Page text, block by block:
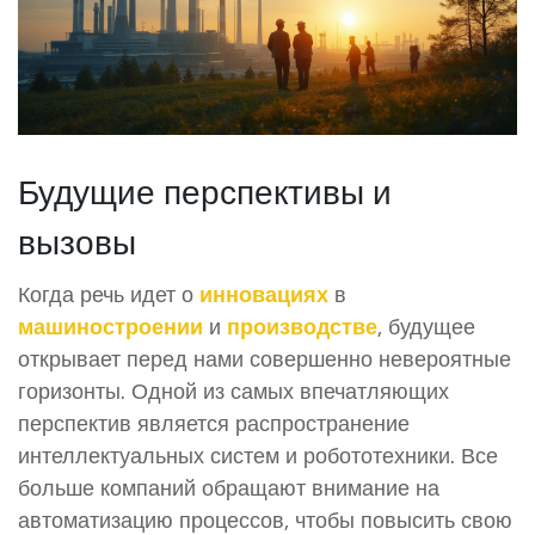
Будущие перспективы и
вызовы
Когда речь идет о инновациях в
машиностроении и производстве, будущее
открывает перед нами совершенно невероятные
горизонты. Одной из самых впечатляющих
перспектив является распространение
интеллектуальных систем и робототехники. Все
больше компаний обращают внимание на
автоматизацию процессов, чтобы повысить свою